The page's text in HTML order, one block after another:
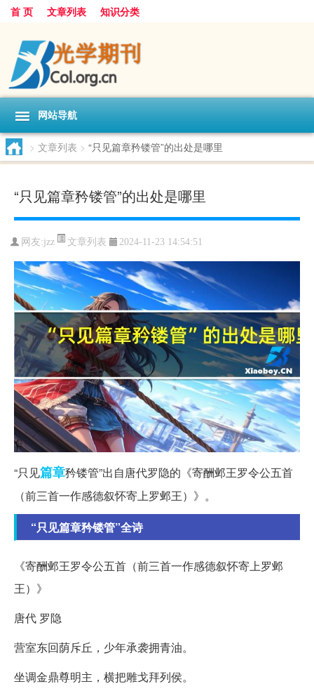
首 页 文章列表 知识分类
网站导航
> 文章列表 > “只见篇章矜镂管”的出处是哪里
“只见篇章矜镂管”的出处是哪里
网友:jzz 文章列表 2024-11-23 14:54:51
“只见篇章矜镂管”出自唐代罗隐的《寄酬邺王罗令公五首
（前三首一作感德叙怀寄上罗邺王）》。
“只见篇章矜镂管”全诗
《寄酬邺王罗令公五首（前三首一作感德叙怀寄上罗邺
王）》
唐代 罗隐
营室东回荫斥丘，少年承袭拥青油。
坐调金鼎尊明主，横把雕戈拜列侯。